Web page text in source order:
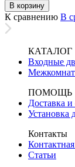
В корзину
К сравнению В
КАТАЛОГ
Входные
ПОМОЩЬ
Доставка и
Установка
Контакты
Статьи